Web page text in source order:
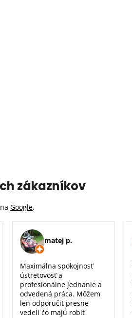
zákazníkov
Google.
matej p.
Maximálna spokojnosť
ústretovosť a
profesionálne jednanie a
odvedená práca. Môžem
len odporučiť presne
vedeli čo majú robiť